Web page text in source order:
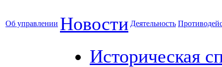
Об управлении Новости Деятельность
Историческая